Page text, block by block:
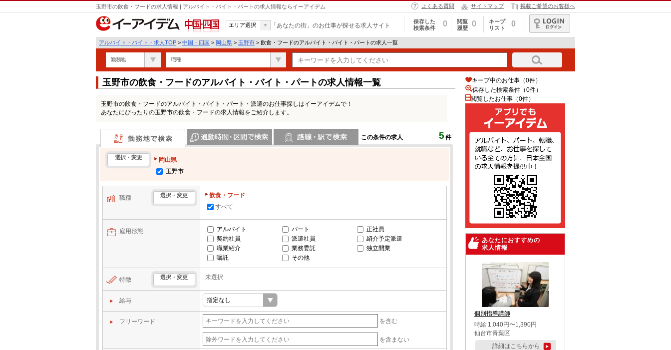
玉野市の飲食・フードの求人情報 | アルバイト・バイト・パートの求人情報ならイーアイデム よくある質問 サイトマップ 掲載ご希望のお客様へ
中国・四国
エリア選択 「あなたの街」のお仕事が探せる求人サイト
保存した
検索条件
0
閲覧
履歴
0
キープ
リスト
0
ログイン
アルバイト・バイト・求人TOP > 中国・四国 > 岡山県 > 玉野市 > 飲食・フードのアルバイト・バイト・パートの求人一覧
勤務地 職種
玉野市の飲食・フードのアルバイト・バイト・パートの求人情報一覧
玉野市の飲食・フードのアルバイト・バイト・パート・派遣のお仕事探しはイーアイデムで！
あなたにぴったりの玉野市の飲食・フードの求人情報をご紹介します。
この条件の求人 5 件
勤務地で検索
選択・変更
岡山県
玉野市
職種 選択・変更
飲食・フード
すべて
雇用形態 アルバイト パート
正社員
契約社員
派遣社員
紹介予定派遣
職業紹介
業務委託
独立開業
嘱託
その他
特徴 選択・変更 未選択
給与
フリーワード を含む
を含まない
キープ中のお仕事（0件）
保存した検索条件（0件）
閲覧したお仕事（0件）
あなたにおすすめの
求人情報
個別指導講師
時給 1,040円〜1,390円
仙台市青葉区
詳細はこちらから